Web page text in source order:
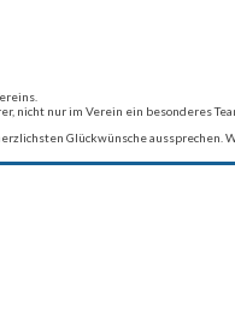
nicht nur im Verein ein besonderes
Glückwünsche